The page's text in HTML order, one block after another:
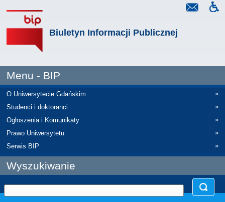
Biuletyn Informacji Publicznej
Menu - BIP
O Uniwersytecie Gdańskim
»
Studenci i doktoranci
»
Ogłoszenia i Komunikaty
»
Prawo Uniwersytetu
»
Serwis BIP
»
Wyszukiwanie